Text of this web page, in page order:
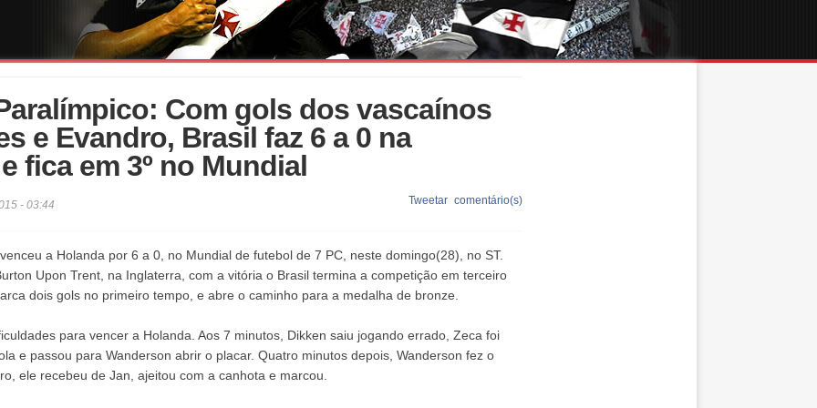
Com gols dos vascaínos
e Evandro, Brasil faz 6 a 0 na
fica em 3º no Mundial
- 03:44 Tweetar comentário(s)
a Holanda por 6 a 0, no Mundial de futebol de 7 PC, neste domingo(28), no ST.
Upon Trent, na Inglaterra, com a vitória o Brasil termina a competição em terceiro
dois gols no primeiro tempo, e abre o caminho para a medalha de bronze.
para vencer a Holanda. Aos 7 minutos, Dikken saiu jogando errado, Zeca foi
e passou para Wanderson abrir o placar. Quatro minutos depois, Wanderson fez o
ele recebeu de Jan, ajeitou com a canhota e marcou.